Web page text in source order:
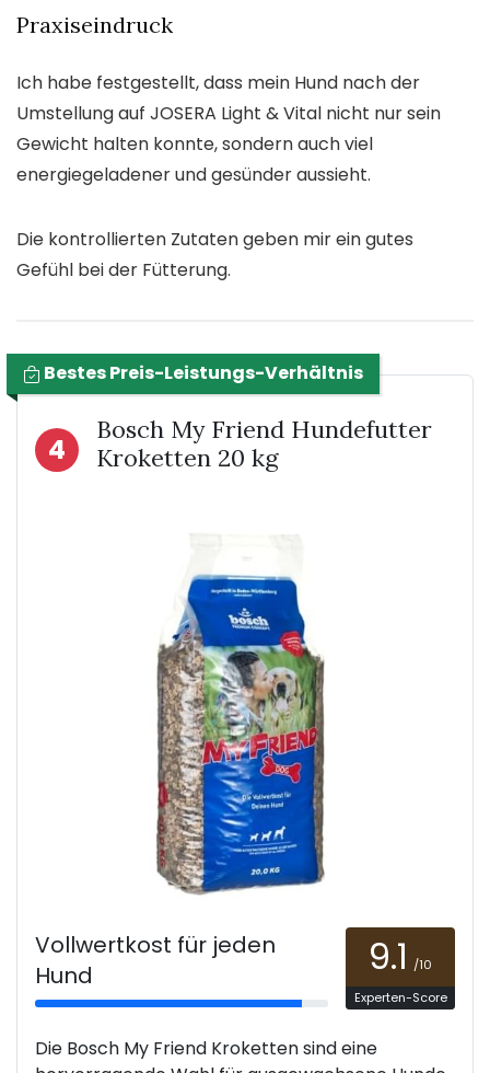
Praxiseindruck
Ich habe festgestellt, dass mein Hund nach der
Umstellung auf JOSERA Light & Vital nicht nur sein
Gewicht halten konnte, sondern auch viel
energiegeladener und gesünder aussieht.
Die kontrollierten Zutaten geben mir ein gutes
Gefühl bei der Fütterung.
Bestes Preis-Leistungs-Verhältnis
4
Bosch My Friend Hundefutter
Kroketten 20 kg
Vollwertkost für jeden
Hund
9.1 /10
Experten-Score
Die Bosch My Friend Kroketten sind eine